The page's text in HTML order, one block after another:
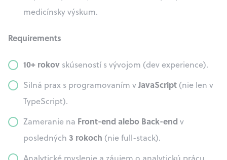
medicínsky výskum.
Requirements
10+ rokov skúseností s vývojom (dev experience).
Silná prax s programovaním vJavaScript (nie len v
TypeScript).
Zameranie na Front-end alebo Back-end v
posledných 3 rokoch (nie full-stack).